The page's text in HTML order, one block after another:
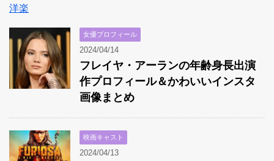
洋楽
女優プロフィール
2024/04/14
フレイヤ・アーランの年齢身長出演
作プロフィール＆かわいいインスタ
画像まとめ
映画キャスト
2024/04/13